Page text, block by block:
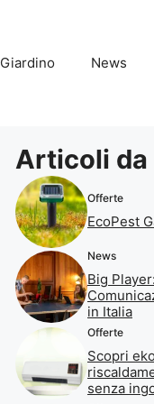
Giardino News
Articoli da
Offerte
EcoPest
News
Big
in Italia
Offerte
Scopri
senza